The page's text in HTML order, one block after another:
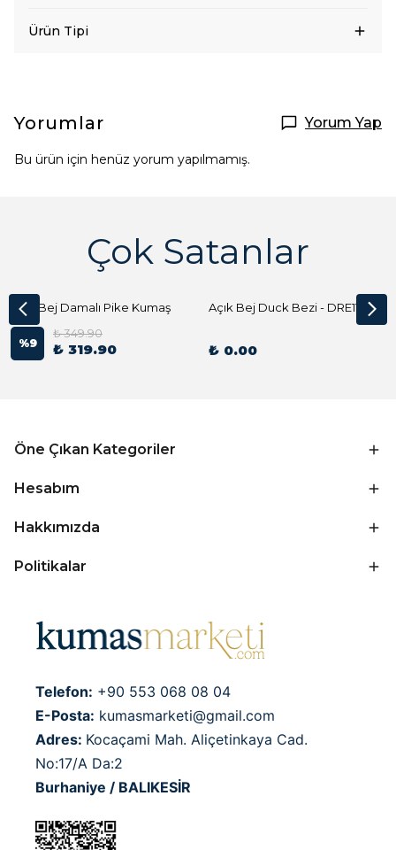
Ürün Tipi
Yorumlar Yorum Yap
Bu ürün için henüz yorum yapılmamış.
Çok Satanlar
Açık Bej Damalı Pike Kumaş
%9
₺ 349.90
₺ 319.90
Açık Bej Duck Bezi - DRE1144 Kumaş Peçete
₺ 0.00
Öne Çıkan Kategoriler
Hesabım
Hakkımızda
Politikalar
Telefon: +90 553 068 08 04
E-Posta: kumasmarketi@gmail.com
Adres: Kocaçami Mah. Aliçetinkaya Cad.
No:17/A Da:2
Burhaniye / BALIKESİR